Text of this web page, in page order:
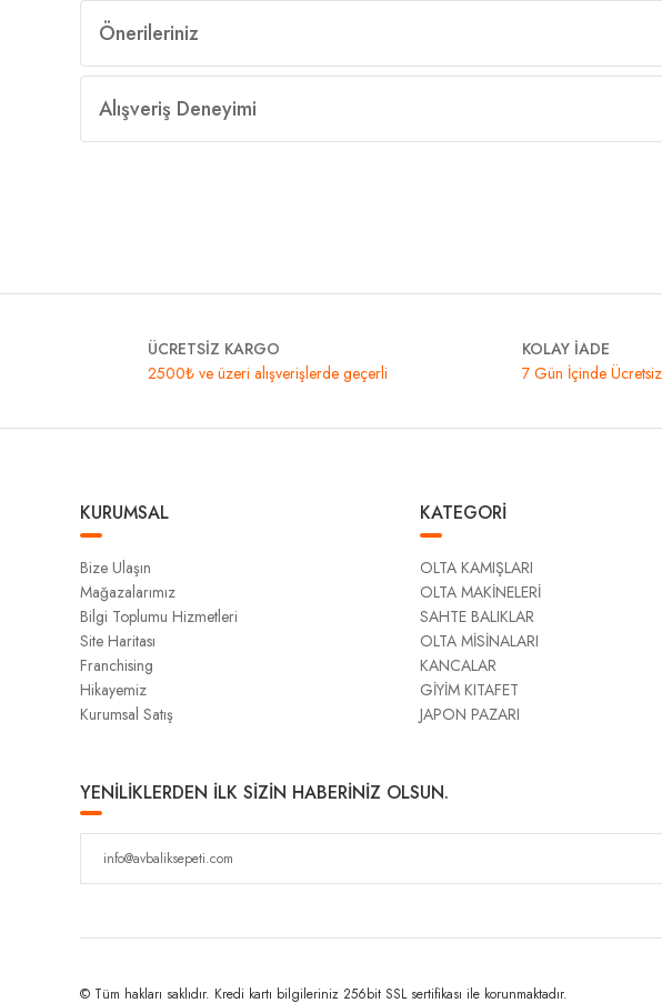
Önerileriniz
Alışveriş Deneyimi
ÜCRETSİZ KARGO
2500₺ ve üzeri alışverişlerde geçerli
KOLAY İADE
7 Gün İçinde
KURUMSAL
Bize Ulaşın
Mağazalarımız
Bilgi Toplumu Hizmetleri
Site Haritası
Franchising
Hikayemiz
Kurumsal Satış
KATEGORİ
OLTA KAMIŞLARI
OLTA MAKİNELERİ
SAHTE BALIKLAR
OLTA MİSİNALARI
KANCALAR
GİYİM KITAFET
JAPON PAZARI
YENİLİKLERDEN İLK SİZİN HABERİNİZ OLSUN.
© Tüm hakları saklıdır. Kredi kartı bilgileriniz 256bit SSL sertifikası ile korunmaktadır.